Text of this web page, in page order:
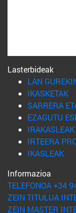
Lasterbideak
LAN
IKASKETAK
SARRERA
EZAGUTU
IRTEERA
IKASLEAK
Informazioa
TELEFONOA +34
ZEIN TITULUA
ZEIN MASTER